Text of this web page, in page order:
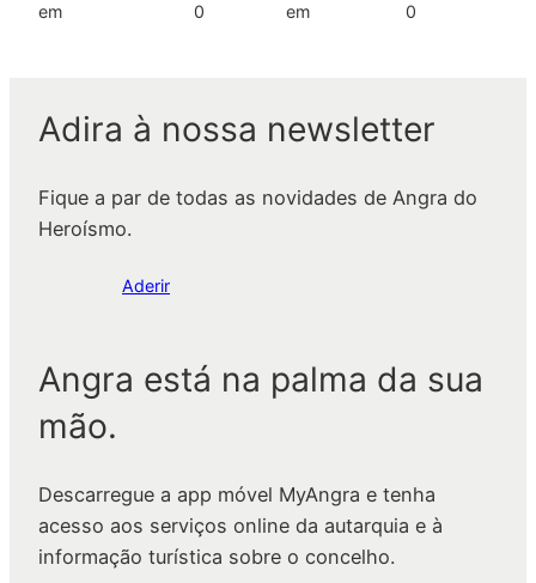
em
0
em
0
Adira à nossa newsletter
Fique a par de todas as novidades de Angra do
Heroísmo.
Aderir
Angra está na palma da sua
mão.
Descarregue a app móvel MyAngra e tenha
acesso aos serviços online da autarquia e à
informação turística sobre o concelho.